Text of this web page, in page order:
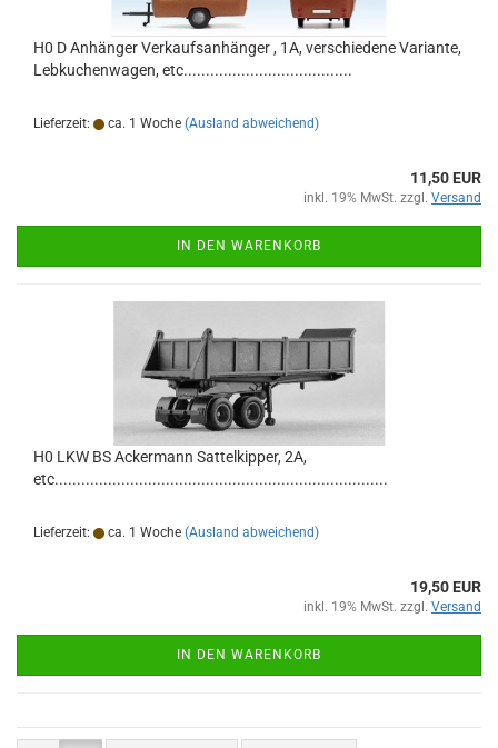
H0 D Anhänger Verkaufsanhänger , 1A, verschiedene Variante,
Lebkuchenwagen, etc......................................
Lieferzeit: ca. 1 Woche (Ausland abweichend)
11,50 EUR
inkl. 19% MwSt. zzgl. Versand
IN DEN WARENKORB
H0 LKW BS Ackermann Sattelkipper, 2A,
etc...........................................................................
Lieferzeit: ca. 1 Woche (Ausland abweichend)
19,50 EUR
inkl. 19% MwSt. zzgl. Versand
IN DEN WARENKORB